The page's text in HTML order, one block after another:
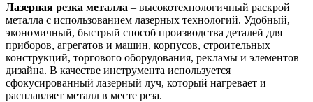
Лазерная резка металла – высокотехнологичный раскрой
металла с использованием лазерных технологий. Удобный,
экономичный, быстрый способ производства деталей для
приборов, агрегатов и машин, корпусов, строительных
конструкций, торгового оборудования, рекламы и элементов
дизайна. В качестве инструмента используется
сфокусированный лазерный луч, который нагревает и
расплавляет металл в месте реза.